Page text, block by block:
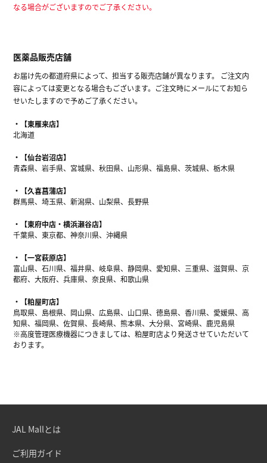
なる場合がございますのでご了承ください。
医薬品販売店舗
お届け先の都道府県によって、担当する販売店舗が異なります。 ご注文内
容によっては変更となる場合もございます。ご注文時にメールにてお知ら
せいたしますので予めご了承ください。
【東雁来店】
北海道
【仙台岩沼店】
青森県、岩手県、宮城県、秋田県、山形県、福島県、茨城県、栃木県
【久喜菖蒲店】
群馬県、埼玉県、新潟県、山梨県、長野県
【東府中店・横浜瀬谷店】
千葉県、東京都、神奈川県、沖縄県
【一宮萩原店】
富山県、石川県、福井県、岐阜県、静岡県、愛知県、三重県、滋賀県、京
都府、大阪府、兵庫県、奈良県、和歌山県
【粕屋町店】
鳥取県、島根県、岡山県、広島県、山口県、徳島県、香川県、愛媛県、高
知県、福岡県、佐賀県、長崎県、熊本県、大分県、宮崎県、鹿児島県
※高度管理医療機器につきましては、粕屋町店より発送させていただいて
おります。
JAL Mallとは
ご利用ガイド